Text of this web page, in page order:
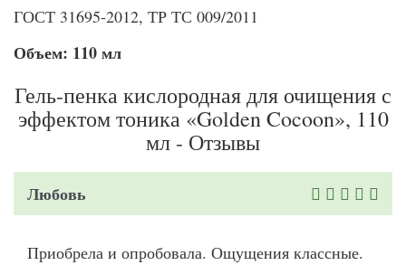
ГОСТ 31695-2012, ТР ТС 009/2011
Объем: 110 мл
Гель-пенка кислородная для очищения с
эффектом тоника «Golden Cocoon», 110
мл - Отзывы
Любовь
Приобрела и опробовала. Ощущения классные.